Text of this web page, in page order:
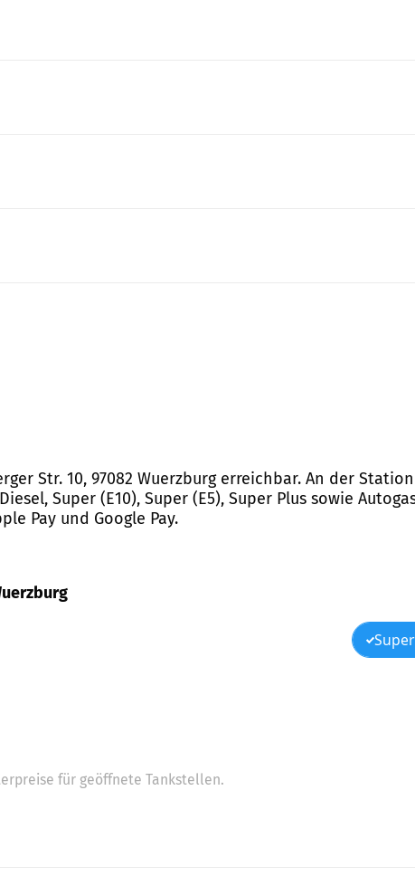
Str. 10, 97082 Wuerzburg erreichbar. An der
Super (E10), Super (E5), Super Plus sowie
Pay und Google Pay.
für geöffnete Tankstellen.